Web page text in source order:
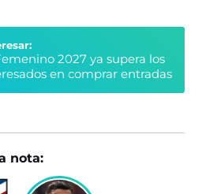
2027 ya supera los
en comprar entradas
nota: